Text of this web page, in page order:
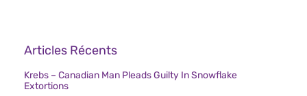
Articles Récents
Krebs – Canadian Man Pleads Guilty In Snowflake
Extortions